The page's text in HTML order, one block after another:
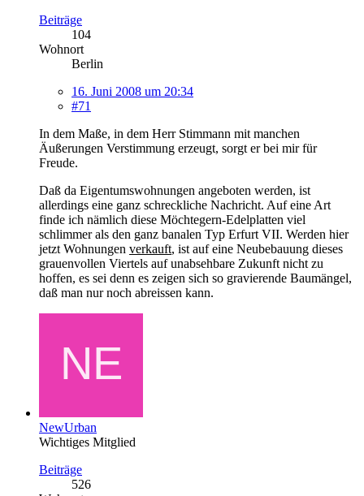
Beiträge
104
Wohnort
Berlin
16. Juni 2008 um 20:34
#71
In dem Maße, in dem Herr Stimmann mit manchen
Äußerungen Verstimmung erzeugt, sorgt er bei mir für
Freude.
Daß da Eigentumswohnungen angeboten werden, ist
allerdings eine ganz schreckliche Nachricht. Auf eine Art
finde ich nämlich diese Möchtegern-Edelplatten viel
schlimmer als den ganz banalen Typ Erfurt VII. Werden hier
jetzt Wohnungen verkauft, ist auf eine Neubebauung dieses
grauenvollen Viertels auf unabsehbare Zukunft nicht zu
hoffen, es sei denn es zeigen sich so gravierende Baumängel,
daß man nur noch abreissen kann.
NewUrban
Wichtiges Mitglied
Beiträge
526